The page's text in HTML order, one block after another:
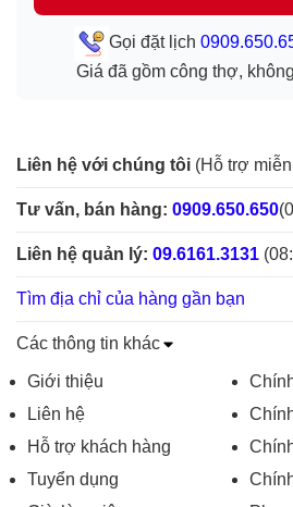
Gọi đặt lịch
Giá đã gồm công thợ,
Liên hệ với chúng tôi (Hỗ trợ
Tư vấn, bán hàng: 0909.650.650
Liên hệ quản lý: 09.6161.3131
Tìm địa chỉ của hàng gần bạn
Các thông tin khác
Giới thiệu
Liên hệ
Hỗ trợ khách hàng
Tuyển dụng